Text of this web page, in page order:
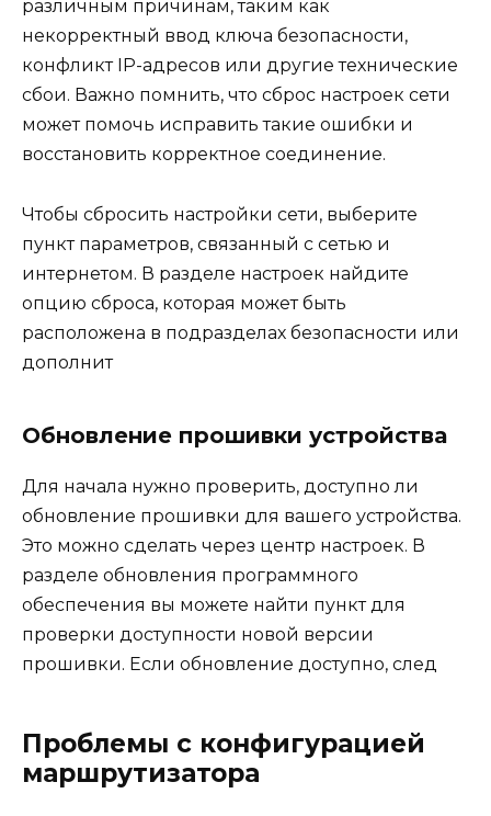
различным причинам, таким как
некорректный ввод ключа безопасности,
конфликт IP-адресов или другие технические
сбои. Важно помнить, что сброс настроек сети
может помочь исправить такие ошибки и
восстановить корректное соединение.
Чтобы сбросить настройки сети, выберите
пункт параметров, связанный с сетью и
интернетом. В разделе настроек найдите
опцию сброса, которая может быть
расположена в подразделах безопасности или
дополнит
Обновление прошивки устройства
Для начала нужно проверить, доступно ли
обновление прошивки для вашего устройства.
Это можно сделать через центр настроек. В
разделе обновления программного
обеспечения вы можете найти пункт для
проверки доступности новой версии
прошивки. Если обновление доступно, след
Проблемы с конфигурацией
маршрутизатора